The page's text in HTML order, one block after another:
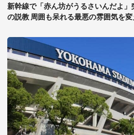
新幹線で「赤ん坊がうるさいんだよ
の説教 周囲も呆れる最悪の雰囲気を変